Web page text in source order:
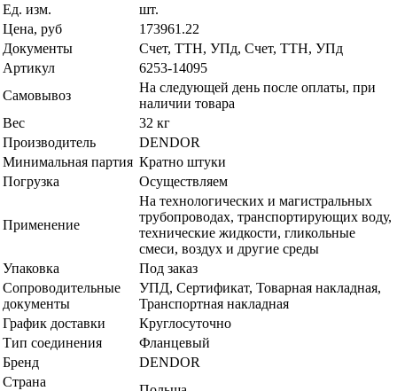
Ед. изм.
шт.
Цена, руб
173961.22
Документы
Счет, ТТН, УПд, Счет, ТТН, УПд
Артикул
6253-14095
Самовывоз
На следующей день после оплаты, при
наличии товара
Вес
32 кг
Производитель
DENDOR
Минимальная партия Кратно штуки
Погрузка
Осуществляем
Применение
На технологических и магистральных
трубопроводах, транспортирующих воду,
технические жидкости, гликольные
смеси, воздух и другие среды
Упаковка
Под заказ
Сопроводительные
документы
УПД, Сертификат, Товарная накладная,
Транспортная накладная
График доставки
Круглосуточно
Тип соединения
Фланцевый
Бренд
DENDOR
Страна